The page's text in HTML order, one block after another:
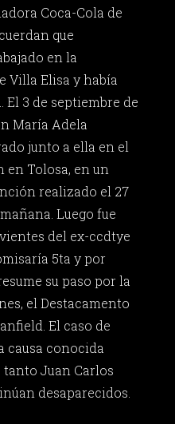
Coca-Cola de
que
en la
Villa Elisa y había
El 3 de septiembre de
María Adela
junto a ella en el
en Tolosa, en un
realizado el 27
Luego fue
del ex-ccdtye
5ta y por
su paso por la
el Destacamento
El caso de
causa conocida
tanto Juan Carlos
desaparecidos.